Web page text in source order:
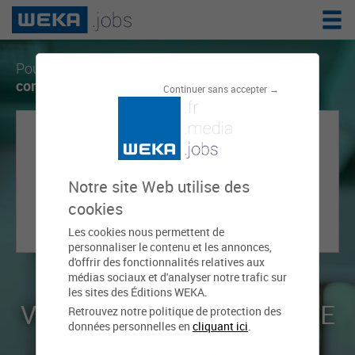
Continuer sans accepter →
Notre site Web utilise des
cookies
Les cookies nous permettent de
personnaliser le contenu et les annonces,
d'offrir des fonctionnalités relatives aux
médias sociaux et d'analyser notre trafic sur
les sites des Éditions WEKA.
Retrouvez notre politique de protection des
données personnelles en cliquant ici.
Pour créer une alerte, vous devez disposer d'
compte sur weka.jobs
RECEVEZ LES
NOUVELLES OFFRES
qui correspondent à votre recherche.
VOUS N'AVEZ PAS ENCORE
DE COMPTE ?